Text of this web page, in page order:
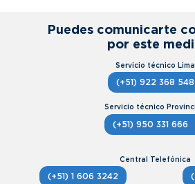
Puedes comunicarte
por este
(+51) 922 368 548
(+51) 950 331 666
(+51) 1 606 3242